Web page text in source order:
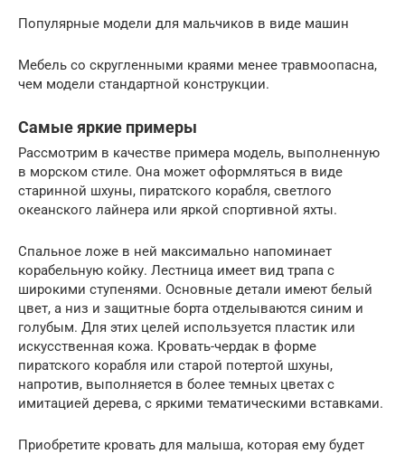
Популярные модели для мальчиков в виде машин
Мебель со скругленными краями менее травмоопасна,
чем модели стандартной конструкции.
Самые яркие примеры
Рассмотрим в качестве примера модель, выполненную
в морском стиле. Она может оформляться в виде
старинной шхуны, пиратского корабля, светлого
океанского лайнера или яркой спортивной яхты.
Спальное ложе в ней максимально напоминает
корабельную койку. Лестница имеет вид трапа с
широкими ступенями. Основные детали имеют белый
цвет, а низ и защитные борта отделываются синим и
голубым. Для этих целей используется пластик или
искусственная кожа. Кровать-чердак в форме
пиратского корабля или старой потертой шхуны,
напротив, выполняется в более темных цветах с
имитацией дерева, с яркими тематическими вставками.
Приобретите кровать для малыша, которая ему будет